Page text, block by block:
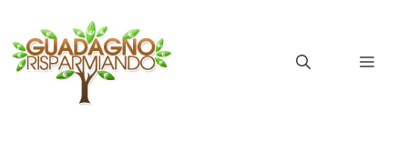
contenuto